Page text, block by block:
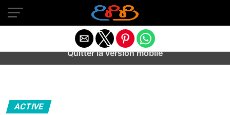
Warning
: preg_match(): Unknown modifier '/' in
/home/u589487443/domains/aideanxietestress.fr/
content/plugins/idev-post-views/includes/class-bots.php
ACTIVE
Quitter la version mobile